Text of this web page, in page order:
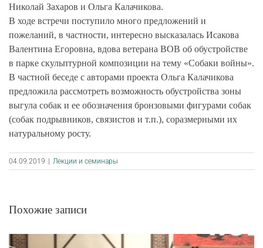
Николай Захаров и Ольга Калачикова.
В ходе встречи поступило много предложений и
пожеланий, в частности, интересно высказалась Исакова
Валентина Егоровна, вдова ветерана ВОВ об обустройстве
в парке скульптурной композиции на тему «Собаки войны».
В частной беседе с авторами проекта Ольга Калачикова
предложила рассмотреть возможность обустройства зоны
выгула собак и ее обозначения бронзовыми фигурами собак
(собак подрывников, связистов и т.п.), соразмерными их
натуральному росту.
04.09.2019 Лекции и семинары
Похожие записи